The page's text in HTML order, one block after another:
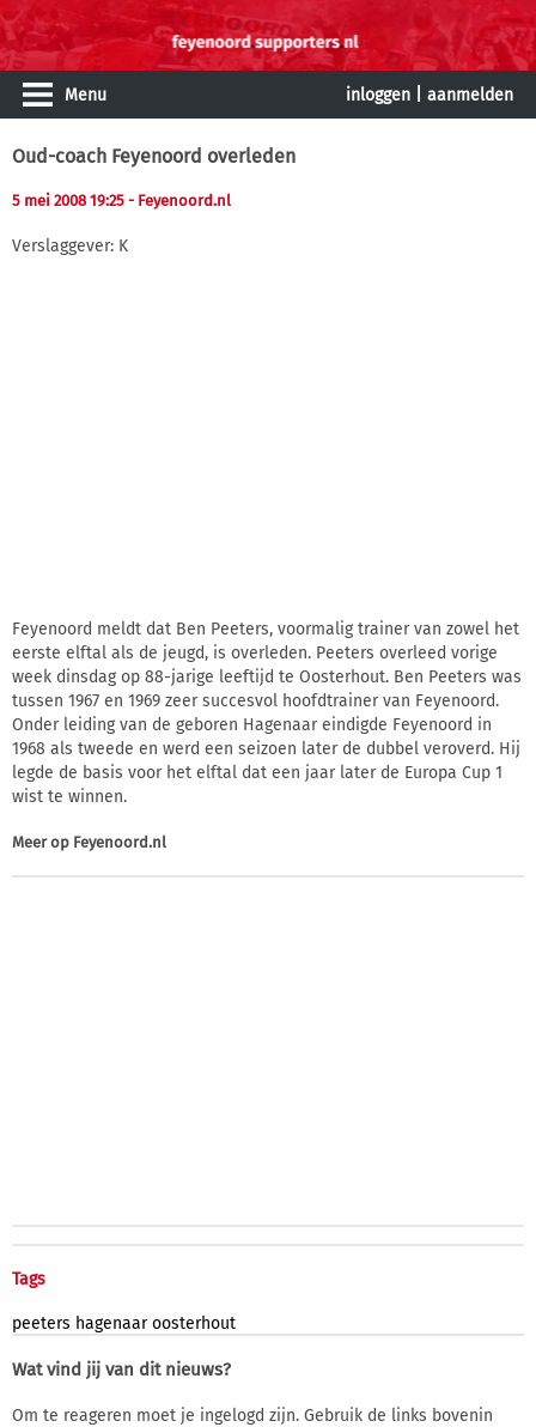
Menu inloggen aanmelden
Oud-coach Feyenoord overleden
5 mei 2008 19:25 - Feyenoord.nl
Verslaggever: K
Feyenoord meldt dat Ben Peeters, voormalig trainer van zowel het
eerste elftal als de jeugd, is overleden. Peeters overleed vorige
week dinsdag op 88-jarige leeftijd te Oosterhout. Ben Peeters was
tussen 1967 en 1969 zeer succesvol hoofdtrainer van Feyenoord.
Onder leiding van de geboren Hagenaar eindigde Feyenoord in
1968 als tweede en werd een seizoen later de dubbel veroverd. Hij
legde de basis voor het elftal dat een jaar later de Europa Cup 1
wist te winnen.
Meer op Feyenoord.nl
Tags
peeters hagenaar oosterhout
Wat vind jij van dit nieuws?
Om te reageren moet je ingelogd zijn. Gebruik de links bovenin